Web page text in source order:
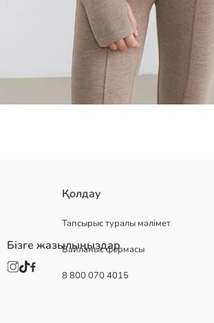
Негізгі Мата:
Шығу елі:
Сатушы:
Қолдау
Тапсырыс туралы мәлімет
Байланыс формасы
8 800 070 4015
Бізге жазылыңыздар